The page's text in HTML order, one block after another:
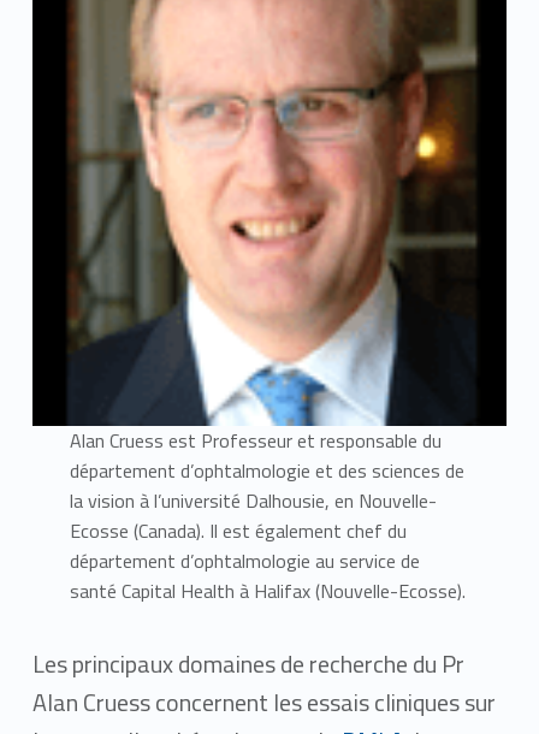
Alan Cruess est Professeur et responsable du
département d’ophtalmologie et des sciences de
la vision à l’université Dalhousie, en Nouvelle-
Ecosse (Canada). Il est également chef du
département d’ophtalmologie au service de
santé Capital Health à Halifax (Nouvelle-Ecosse).
Les principaux domaines de recherche du Pr
Alan Cruess concernent les essais cliniques sur